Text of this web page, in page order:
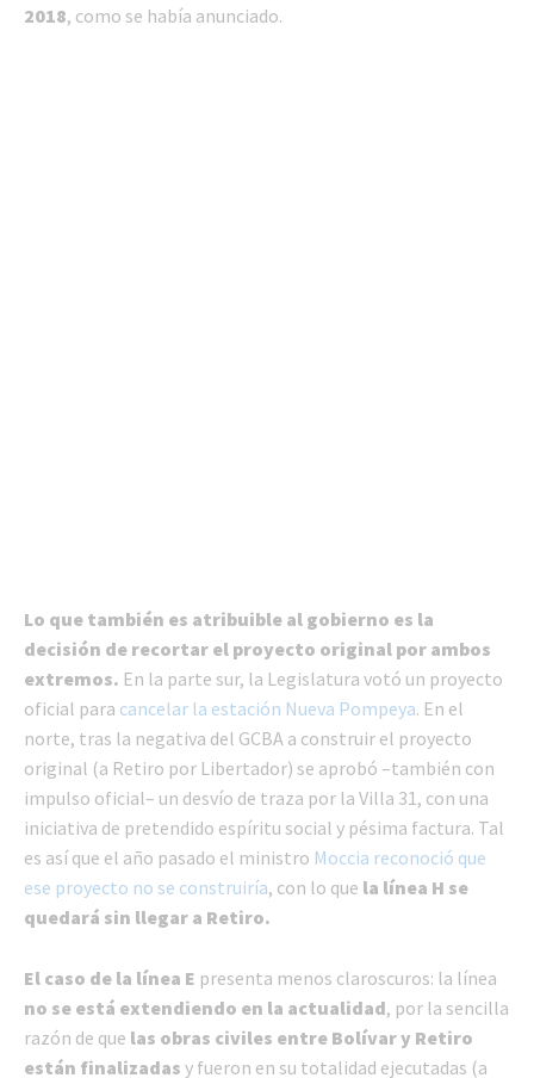
2018, como se había anunciado.
Lo que también es atribuible al gobierno es la
decisión de recortar el proyecto original por ambos
extremos. En la parte sur, la Legislatura votó un proyecto
oficial para cancelar la estación Nueva Pompeya. En el
norte, tras la negativa del GCBA a construir el proyecto
original (a Retiro por Libertador) se aprobó –también con
impulso oficial– un desvío de traza por la Villa 31, con una
iniciativa de pretendido espíritu social y pésima factura. Tal
es así que el año pasado el ministro Moccia reconoció que
ese proyecto no se construiría, con lo que la línea H se
quedará sin llegar a Retiro.
El caso de la línea E presenta menos claroscuros: la línea
no se está extendiendo en la actualidad, por la sencilla
razón de que las obras civiles entre Bolívar y Retiro
están finalizadas y fueron en su totalidad ejecutadas (a